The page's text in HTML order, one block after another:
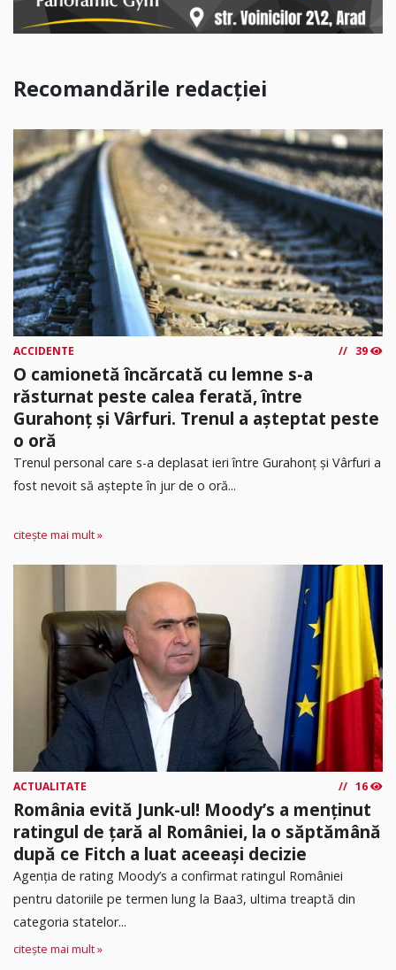
Recomandările redacției
ACCIDENTE 39
O camionetă încărcată cu lemne s-a
răsturnat peste calea ferată, între
Gurahonț și Vârfuri. Trenul a așteptat peste
o oră
Trenul personal care s-a deplasat ieri între Gurahonț și Vârfuri a
fost nevoit să aștepte în jur de o oră...
citește mai mult »
ACTUALITATE 16
România evită Junk-ul! Moody’s a menținut
ratingul de țară al României, la o săptămână
după ce Fitch a luat aceeași decizie
Agenția de rating Moody’s a confirmat ratingul României
pentru datoriile pe termen lung la Baa3, ultima treaptă din
categoria statelor...
citește mai mult »